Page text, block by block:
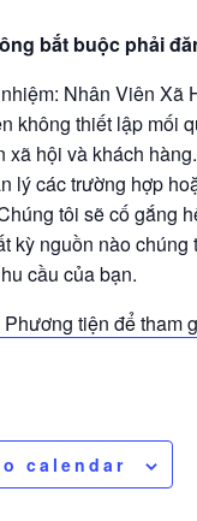
bắt buộc phải
Nhân Viên Xã
không thiết lập mối
xã hội và khách
lý các trường hợp
tôi sẽ cố gắng
kỳ nguồn nào chúng
cầu của bạn.
tiện để tham
calendar